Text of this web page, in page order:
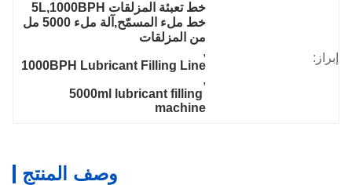
إبراز:
خط تعبئة المزلقات 5L,1000BPH
خط ملء المسمّح,آلة ملء 5000 مل
من المزلقات
,
1000BPH Lubricant Filling Line
,
5000ml lubricant filling
machine
وصف المنتج